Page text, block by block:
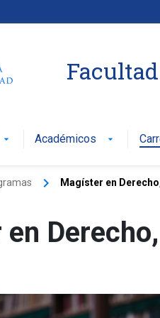
arrow_drop_down Académicos arrow_drop_down
keyboard_arrow_right Magíster en